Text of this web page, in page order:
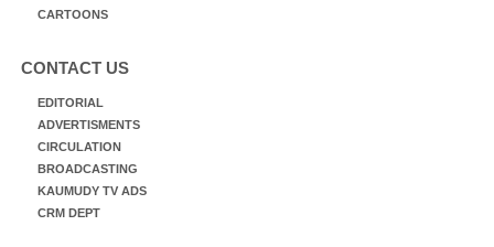
CARTOONS
CONTACT US
EDITORIAL
ADVERTISMENTS
CIRCULATION
BROADCASTING
KAUMUDY TV ADS
CRM DEPT